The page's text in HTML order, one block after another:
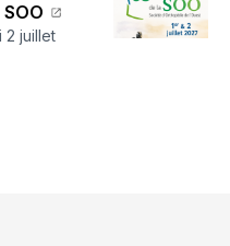
2 juillet